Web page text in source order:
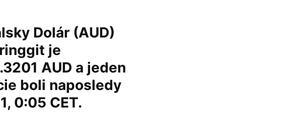
Dolár (AUD)
je
AUD a jeden
boli naposledy
0:05 CET.